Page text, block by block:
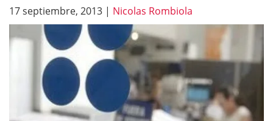
17 septiembre, 2013 | Nicolas Rombiola